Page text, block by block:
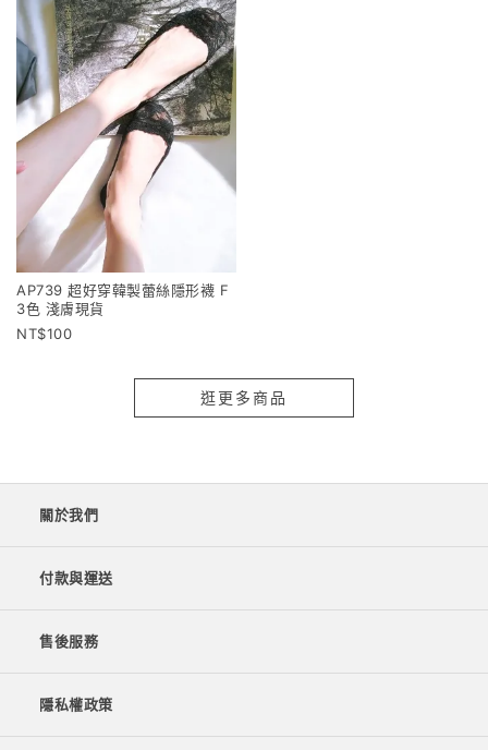
AP739 超好穿韓製蕾絲隱形襪 F
3色 淺膚現貨
100
逛更多商品
關於我們
付款與運送
售後服務
隱私權政策